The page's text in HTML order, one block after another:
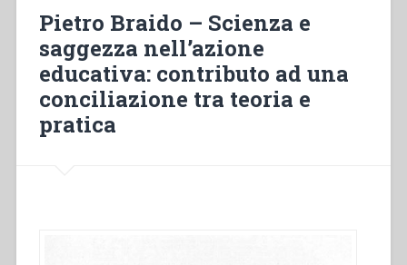
educatori
vivi
del
nostro
tempo”
Pietro Braido – Scienza e
saggezza nell’azione
educativa: contributo ad una
conciliazione tra teoria e
pratica